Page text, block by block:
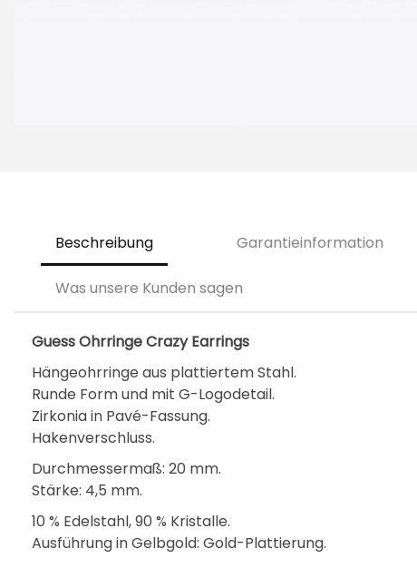
Beschreibung Garantieinformation
Was unsere Kunden sagen
Guess Ohrringe Crazy Earrings
Hängeohrringe aus plattiertem Stahl.
Runde Form und mit G-Logodetail.
Zirkonia in Pavé-Fassung.
Hakenverschluss.
Durchmessermaß: 20 mm.
Stärke: 4,5 mm.
10 % Edelstahl, 90 % Kristalle.
Ausführung in Gelbgold: Gold-Plattierung.